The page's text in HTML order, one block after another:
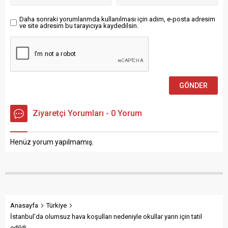
girişinde...
Daha sonraki yorumlarımda kullanılması için adım, e-posta adresim
ve site adresim bu tarayıcıya kaydedilsin.
Ziyaretçi Yorumları - 0 Yorum
Henüz yorum yapılmamış.
Anasayfa
Türkiye
İstanbul’da olumsuz hava koşulları nedeniyle okullar yarın için tatil